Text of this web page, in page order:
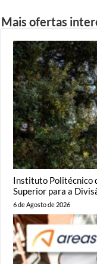
Mais ofertas
Instituto Politécnico
Superior para a
6 de Agosto de 2026